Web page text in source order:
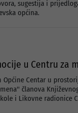
sugestija i
općina.
u Centru za
Centar u
članova
i Likovne radionice